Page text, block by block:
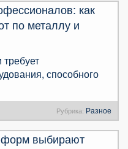
как
по металлу и
способного
Рубрика: Разное
форм выбирают